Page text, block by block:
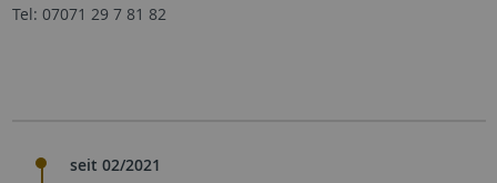
Tel: 07071 29 7 81 82
seit 02/2021